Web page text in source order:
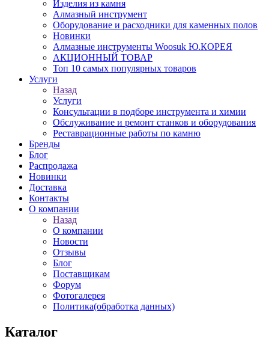
Изделия из камня
Алмазный инструмент
Оборудование и расходники для каменных полов
Новинки
Алмазные инструменты Woosuk Ю.КОРЕЯ
АКЦИОННЫЙ ТОВАР
Топ 10 самых популярных товаров
Услуги
Назад
Услуги
Консультации в подборе инструмента и химии
Обслуживание и ремонт станков и оборудования
Реставрационные работы по камню
Бренды
Блог
Распродажа
Новинки
Доставка
Контакты
О компании
Назад
О компании
Новости
Отзывы
Блог
Поставщикам
Форум
Фотогалерея
Политика(обработка данных)
Каталог